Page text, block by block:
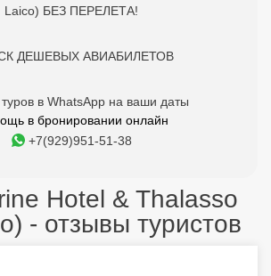
Laico) БЕЗ ПЕРЕЛЕТА!
ДЕШЕВЫХ АВИАБИЛЕТОВ
в WhatsApp на ваши даты
в бронировании онлайн
+7(929)951-51-38
Hotel & Thalasso
- отзывы туристов